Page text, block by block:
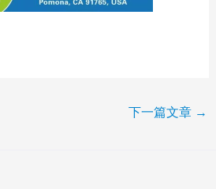
下一篇文章 →